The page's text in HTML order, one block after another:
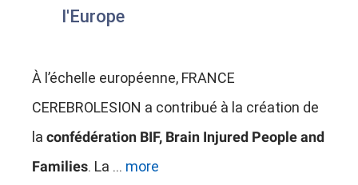
l'Europe
À l’échelle européenne, FRANCE
CEREBROLESION a contribué à la création de
la confédération BIF, Brain Injured People and
Families. La ... more